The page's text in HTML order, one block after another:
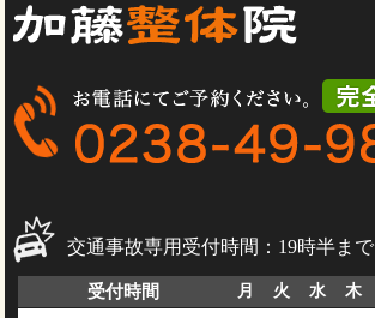
交通事故専用受付時間：19時半まで
受付時間 月 火 水 木